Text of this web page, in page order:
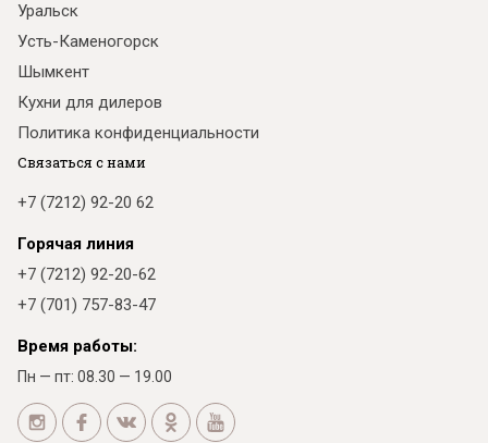
Уральск
Усть-Каменогорск
Шымкент
Кухни для дилеров
Политика конфиденциальности
Связаться с нами
+7 (7212) 92-20 62
Горячая линия
+7 (7212) 92-20-62
+7 (701) 757-83-47
Время работы:
Пн — пт: 08.30 — 19.00